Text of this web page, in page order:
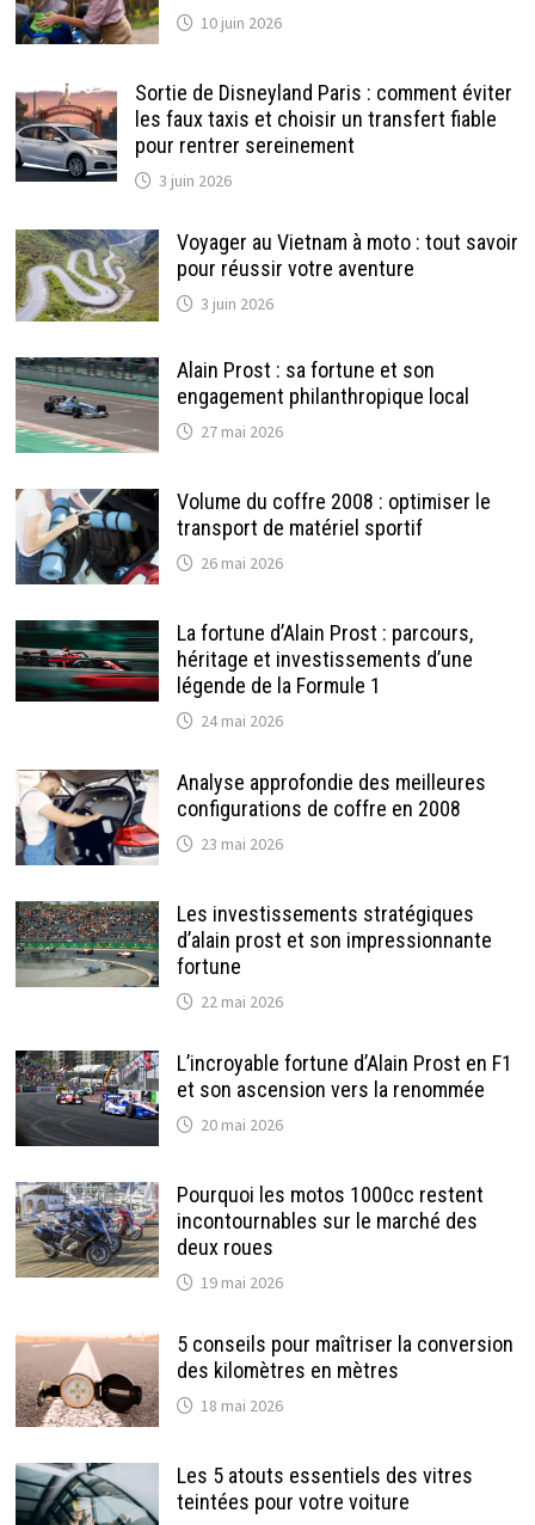
10 juin 2026
Sortie de Disneyland Paris : comment éviter
les faux taxis et choisir un transfert fiable
pour rentrer sereinement
3 juin 2026
Voyager au Vietnam à moto : tout savoir
pour réussir votre aventure
3 juin 2026
Alain Prost : sa fortune et son
engagement philanthropique local
27 mai 2026
Volume du coffre 2008 : optimiser le
transport de matériel sportif
26 mai 2026
La fortune d’Alain Prost : parcours,
héritage et investissements d’une
légende de la Formule 1
24 mai 2026
Analyse approfondie des meilleures
configurations de coffre en 2008
23 mai 2026
Les investissements stratégiques
d’alain prost et son impressionnante
fortune
22 mai 2026
L’incroyable fortune d’Alain Prost en F1
et son ascension vers la renommée
20 mai 2026
Pourquoi les motos 1000cc restent
incontournables sur le marché des
deux roues
19 mai 2026
5 conseils pour maîtriser la conversion
des kilomètres en mètres
18 mai 2026
Les 5 atouts essentiels des vitres
teintées pour votre voiture